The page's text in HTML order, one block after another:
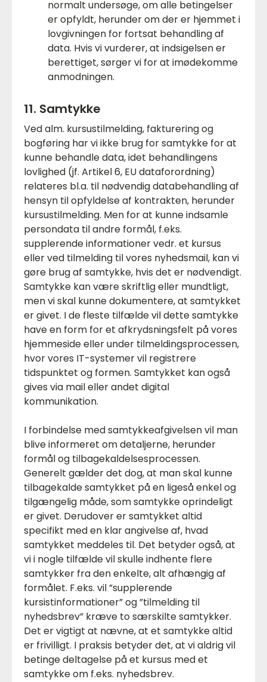
normalt undersøge, om alle betingelser
er opfyldt, herunder om der er hjemmet i
lovgivningen for fortsat behandling af
data. Hvis vi vurderer, at indsigelsen er
berettiget, sørger vi for at imødekomme
anmodningen.
11. Samtykke
Ved alm. kursustilmelding, fakturering og
bogføring har vi ikke brug for samtykke for at
kunne behandle data, idet behandlingens
lovlighed (jf. Artikel 6, EU dataforordning)
relateres bl.a. til nødvendig databehandling af
hensyn til opfyldelse af kontrakten, herunder
kursustilmelding. Men for at kunne indsamle
persondata til andre formål, f.eks.
supplerende informationer vedr. et kursus
eller ved tilmelding til vores nyhedsmail, kan vi
gøre brug af samtykke, hvis det er nødvendigt.
Samtykke kan være skriftlig eller mundtligt,
men vi skal kunne dokumentere, at samtykket
er givet. I de fleste tilfælde vil dette samtykke
have en form for et afkrydsningsfelt på vores
hjemmeside eller under tilmeldingsprocessen,
hvor vores IT-systemer vil registrere
tidspunktet og formen. Samtykket kan også
gives via mail eller andet digital
kommunikation.
I forbindelse med samtykkeafgivelsen vil man
blive informeret om detaljerne, herunder
formål og tilbagekaldelsesprocessen.
Generelt gælder det dog, at man skal kunne
tilbagekalde samtykket på en ligeså enkel og
tilgængelig måde, som samtykke oprindeligt
er givet. Derudover er samtykket altid
specifikt med en klar angivelse af, hvad
samtykket meddeles til. Det betyder også, at
vi i nogle tilfælde vil skulle indhente flere
samtykker fra den enkelte, alt afhængig af
formålet. F.eks. vil ”supplerende
kursistinformationer” og ”tilmelding til
nyhedsbrev” kræve to særskilte samtykker.
Det er vigtigt at nævne, at et samtykke altid
er frivilligt. I praksis betyder det, at vi aldrig vil
betinge deltagelse på et kursus med et
samtykke om f.eks. nyhedsbrev.